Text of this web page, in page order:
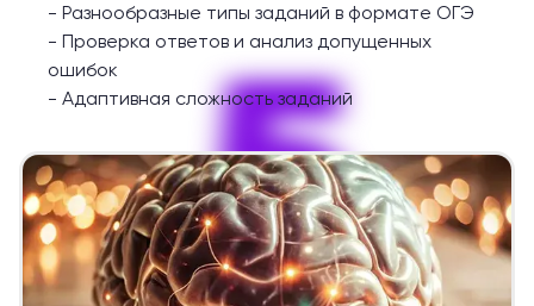
5
- Разнообразные типы заданий в формате ОГЭ
- Проверка ответов и анализ допущенных
ошибок
- Адаптивная сложность заданий